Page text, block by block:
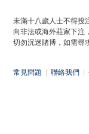
未滿十八歲人士不得投
向非法或海外莊家下注
切勿沉迷賭博，如需尋
常見問題 聯絡我們